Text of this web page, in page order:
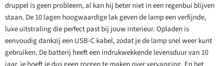
druppel is geen probleem, al kan hij beter niet in een regenbui blijven
staan. De 10 lagen hoogwaardige lak geven de lamp een verfijnde,
luxe uitstraling die perfect past bij jouw interieur. Opladen is
eenvoudig dankzij een USB-C kabel, zodat je de lamp snel weer kunt
gebruiken. De batterij heeft een indrukwekkende levensduur van 10